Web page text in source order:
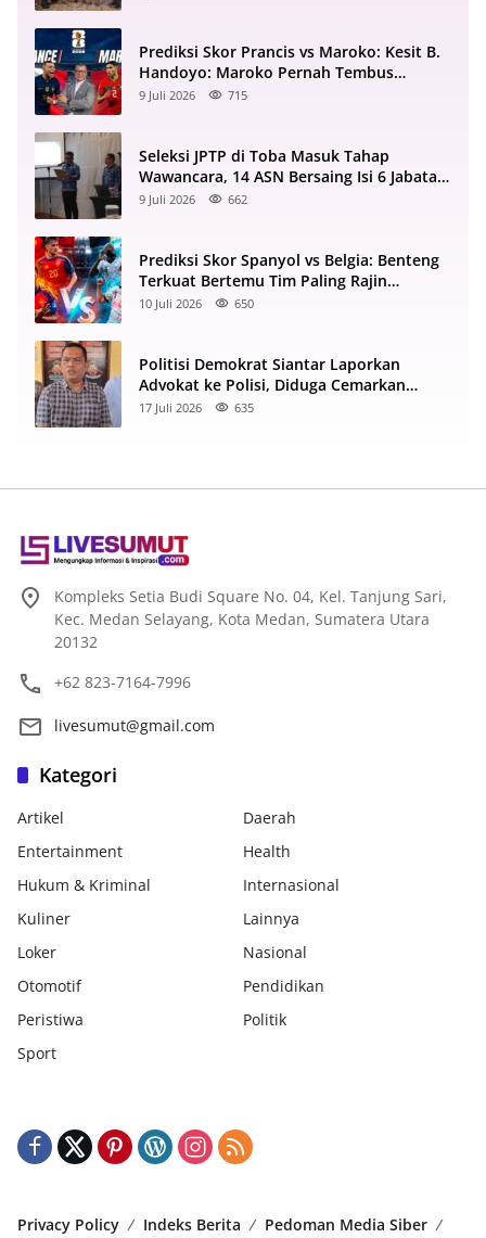
Prediksi Skor Prancis vs Maroko: Kesit B.
Handoyo: Maroko Pernah Tembus
Semifinal 2022
9 Juli 2026 715
Seleksi JPTP di Toba Masuk Tahap
Wawancara, 14 ASN Bersaing Isi 6 Jabatan
Strategis
9 Juli 2026 662
Prediksi Skor Spanyol vs Belgia: Benteng
Terkuat Bertemu Tim Paling Rajin
Menyerang
10 Juli 2026 650
Politisi Demokrat Siantar Laporkan
Advokat ke Polisi, Diduga Cemarkan
Nama Baik di Facebook
17 Juli 2026 635
Kompleks Setia Budi Square No. 04, Kel. Tanjung Sari,
Kec. Medan Selayang, Kota Medan, Sumatera Utara
20132
+62 823-7164-7996
livesumut@gmail.com
Kategori
Artikel
Daerah
Entertainment
Health
Hukum & Kriminal
Internasional
Kuliner
Lainnya
Loker
Nasional
Otomotif
Pendidikan
Peristiwa
Politik
Sport
Privacy Policy Indeks Berita Pedoman Media Siber